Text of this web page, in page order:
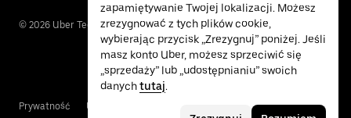
© 2026 Uber Technologies Inc.
Prywatność Ułatwienia dostępu
zapamiętywanie Twojej lokalizacji. Możesz
zrezygnować z tych plików cookie,
wybierając przycisk „Zrezygnuj” poniżej. Jeśli
masz konto Uber, możesz sprzeciwić się
„sprzedaży” lub „udostępnianiu” swoich
danychtutaj.